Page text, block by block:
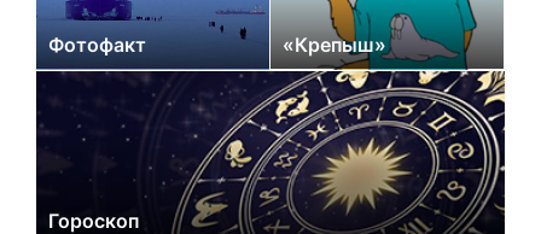
Фотофакт «Крепыш»
Гороскоп